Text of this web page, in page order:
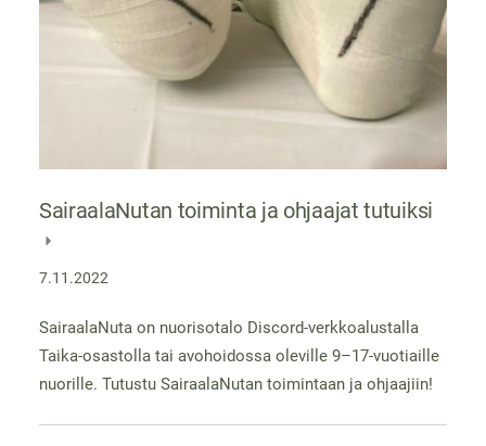
SairaalaNutan toiminta ja ohjaajat tutuiksi
7.11.2022
SairaalaNuta on nuorisotalo Discord-verkkoalustalla
Taika-osastolla tai avohoidossa oleville 9–17-vuotiaille
nuorille. Tutustu SairaalaNutan toimintaan ja ohjaajiin!